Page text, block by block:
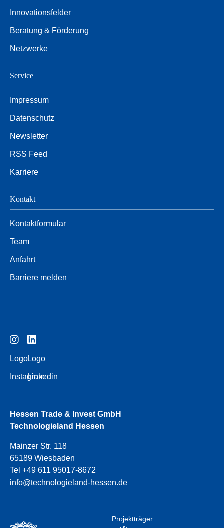
Innovationsfelder
Beratung & Förderung
Netzwerke
Service
Impressum
Datenschutz
Newsletter
RSS Feed
Karriere
Kontakt
Kontaktformular
Team
Anfahrt
Barriere melden
Logo
Instagram
Logo
Linkedin
Hessen Trade & Invest GmbH
Technologieland Hessen
Mainzer Str. 118
65189 Wiesbaden
Tel +49 611 95017-8672
info@technologieland-hessen.de
Projektträger: